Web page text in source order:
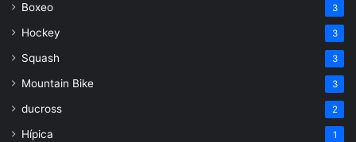
Boxeo 3
Hockey 3
Squash 3
Mountain Bike 3
ducross 2
Hípica 1